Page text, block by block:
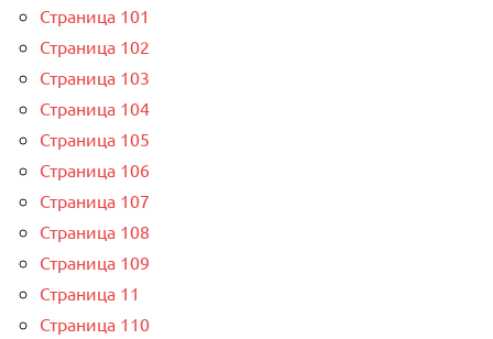
Страница 101
Страница 102
Страница 103
Страница 104
Страница 105
Страница 106
Страница 107
Страница 108
Страница 109
Страница 11
Страница 110